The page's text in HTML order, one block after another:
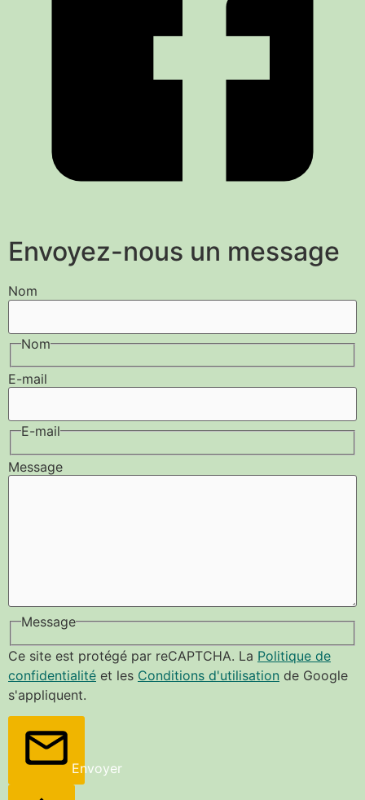
Envoyez-nous un message
Nom
Nom
E-mail
E-mail
Message
Message
Ce site est protégé par reCAPTCHA. La Politique de
confidentialité et les Conditions d'utilisation de Google
s'appliquent.
Envoyer